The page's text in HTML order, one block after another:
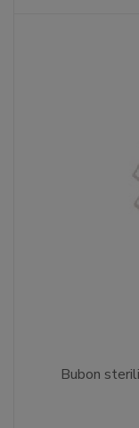
Bubon